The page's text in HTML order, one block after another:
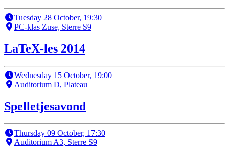
Tuesday 28 October, 19:30
PC-klas Zuse, Sterre S9
LaTeX-les 2014
Wednesday 15 October, 19:00
Auditorium D, Plateau
Spelletjesavond
Thursday 09 October, 17:30
Auditorium A3, Sterre S9